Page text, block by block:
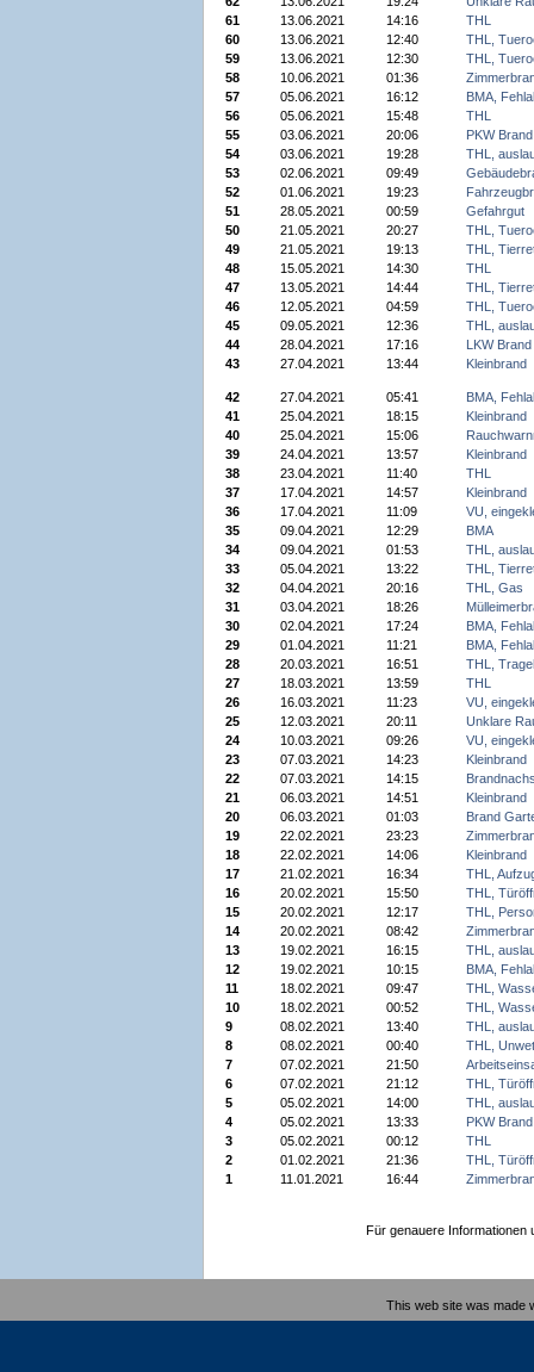
61
13.06.2021 14:16
THL
60
13.06.2021 12:40 THL,
59
13.06.2021 12:30 THL,
58
10.06.2021 01:36
57
05.06.2021 16:12
BMA,
56
05.06.2021 15:48
THL
55
03.06.2021 20:06
PKW Brand
54
03.06.2021 19:28
THL,
53
02.06.2021 09:49
52
01.06.2021 19:23
51
28.05.2021 00:59
Gefahrgut
50
21.05.2021 20:27 THL,
49
21.05.2021 19:13
THL,
48
15.05.2021 14:30
THL
47
13.05.2021 14:44
THL,
46
12.05.2021 04:59
THL,
45
09.05.2021 12:36
THL,
44
28.04.2021 17:16
LKW Brand
43
27.04.2021 13:44 Kleinbrand
42 27.04.2021 05:41
BMA,
41
25.04.2021 18:15
Kleinbrand
40
25.04.2021 15:06
39
24.04.2021 13:57
Kleinbrand
38
23.04.2021 11:40
THL
37
17.04.2021 14:57
Kleinbrand
36
17.04.2021 11:09
VU,
35
09.04.2021 12:29
BMA
34
09.04.2021 01:53
THL,
33
05.04.2021 13:22
THL,
32
04.04.2021 20:16
THL, Gas
31
03.04.2021 18:26
30
02.04.2021 17:24
BMA,
29
01.04.2021 11:21
BMA,
28
20.03.2021 16:51
THL,
27
18.03.2021 13:59
THL
26
16.03.2021 11:23
VU,
25
12.03.2021 20:11
Unklare
24
10.03.2021 09:26
VU,
23
07.03.2021 14:23
Kleinbrand
22
07.03.2021 14:15
21
06.03.2021 14:51
Kleinbrand
20
06.03.2021 01:03
Brand
19
22.02.2021 23:23
18
22.02.2021 14:06
Kleinbrand
17
21.02.2021 16:34
THL,
16
20.02.2021 15:50
THL,
15
20.02.2021 12:17
THL,
14
20.02.2021 08:42
13
19.02.2021 16:15
THL,
12
19.02.2021 10:15
BMA,
11
18.02.2021 09:47
THL,
10
18.02.2021 00:52
THL,
9
08.02.2021 13:40
THL,
8
08.02.2021 00:40
THL,
7
07.02.2021 21:50
6
07.02.2021 21:12
THL,
5
05.02.2021 14:00
THL,
4
05.02.2021 13:33
PKW Brand
3
05.02.2021 00:12
THL
2
01.02.2021 21:36
THL,
1
11.01.2021 16:44
Für genauere Informationen
This web site was made